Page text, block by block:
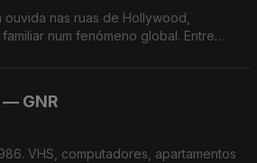
ouvida nas ruas de Hollywood,
num fenómeno global. Entre
— GNR
VHS, computadores, apartamentos